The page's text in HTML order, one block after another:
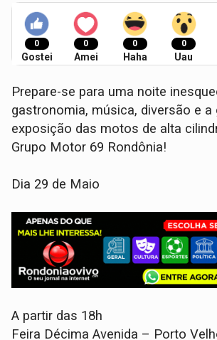
0
Gostei
0
Amei
0
Haha
0
Uau
Prepare-se para uma noite
gastronomia, música, diversão e a
exposição das motos de alta
Grupo Motor 69 Rondônia!
Dia 29 de Maio
A partir das 18h
Feira Décima Avenida – Porto